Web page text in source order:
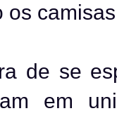
os
de se
em